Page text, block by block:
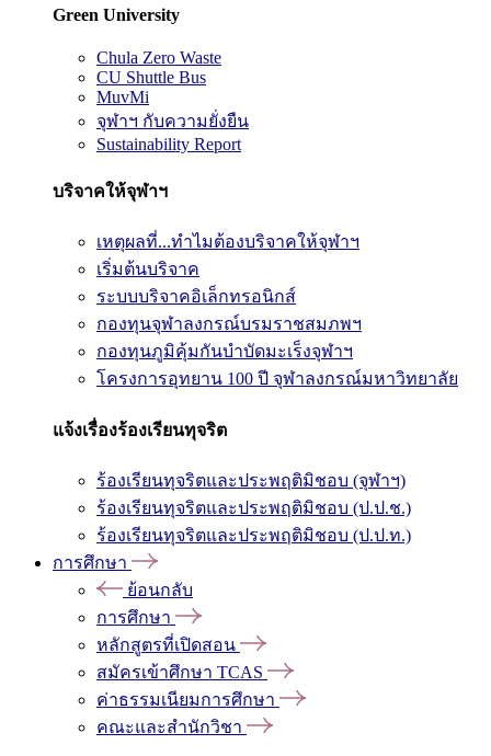
Green University
Chula Zero Waste
CU Shuttle Bus
MuvMi
จุฬาฯ กับความยั่งยืน
Sustainability Report
บริจาคให้จุฬาฯ
เหตุผลที่...ทำไมต้องบริจาคให้จุฬาฯ
เริ่มต้นบริจาค
ระบบบริจาคอิเล็กทรอนิกส์
กองทุนจุฬาลงกรณ์บรมราชสมภพฯ
กองทุนภูมิคุ้มกันบำบัดมะเร็งจุฬาฯ
โครงการอุทยาน 100 ปี จุฬาลงกรณ์มหาวิทยาลัย
แจ้งเรื่องร้องเรียนทุจริต
ร้องเรียนทุจริตและประพฤติมิชอบ (จุฬาฯ)
ร้องเรียนทุจริตและประพฤติมิชอบ (ป.ป.ช.)
ร้องเรียนทุจริตและประพฤติมิชอบ (ป.ป.ท.)
การศึกษา
ย้อนกลับ
การศึกษา
หลักสูตรที่เปิดสอน
สมัครเข้าศึกษา TCAS
ค่าธรรมเนียมการศึกษา
คณะและสำนักวิชา